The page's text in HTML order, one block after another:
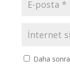
Daha